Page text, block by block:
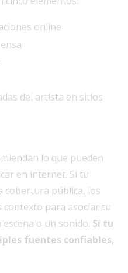
online
del artista en sitios
lo que pueden
en internet. Si tu
cobertura pública, los
contexto para asociar tu
o un sonido. Si tu
fuentes confiables,